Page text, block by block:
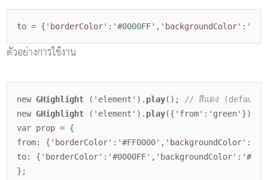
to = {' borderColor':'#0000FF',' backgroundColor':'
ตัวอย่างการใช้งาน
newGHighlight ('element'). play();
// สีแดง (default)
newGHighlight ('element'). play({'from':'green'});
var prop= {
from: {' borderColor':'#FF0000',' backgroundColor
to:
};